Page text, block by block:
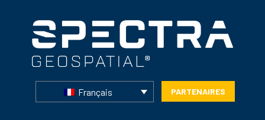
Français PARTENAIRES